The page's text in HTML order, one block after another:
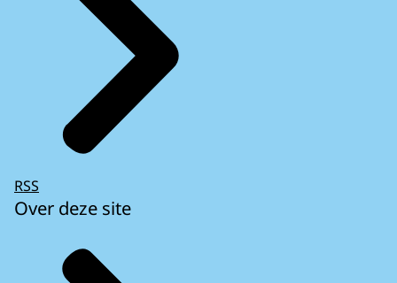
RSS
Over deze site